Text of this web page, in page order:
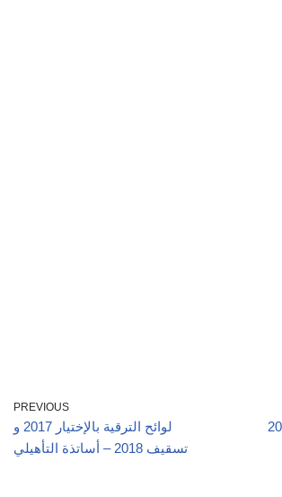
PREVIOUS
لوائح الترقية بالإختيار 2017 و
تسقيف 2018 – أساتذة التأهيلي